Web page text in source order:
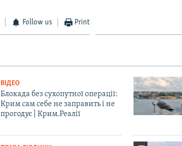
Follow us Print
ВІДЕО
Блокада без сухопутної операції:
Крим сам себе не заправить і не
прогодує | Крим.Реалії